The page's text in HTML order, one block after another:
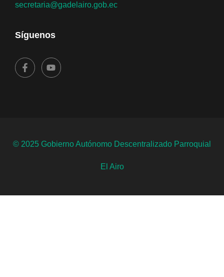
secretaria@gadelairo.gob.ec
Síguenos
© 2025 Gobierno Autónomo Descentralizado Parroquial
El Airo